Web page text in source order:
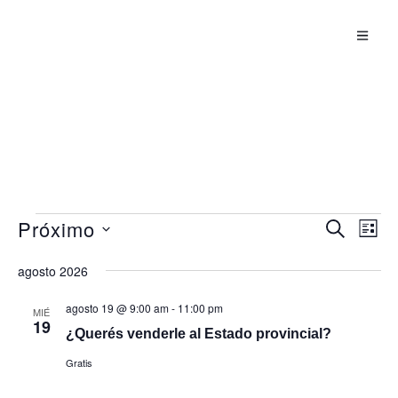
LISTA
Próximo
la
agosto 2026
MIÉ
19 ¿Querés venderle al Estado provincial?
agosto 19 @ 9:00 am- 11:00 pm
Gratis